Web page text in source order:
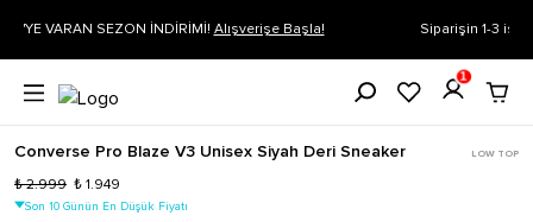
Siparişin 1-3 iş günü içerisinde kargoya verilecektir. Daha
1
Converse Pro Blaze V3 Unisex Siyah Deri Sneaker LOW TOP
₺ 2.999 ₺ 1.949
Son 10 Günün En Düşük Fiyatı